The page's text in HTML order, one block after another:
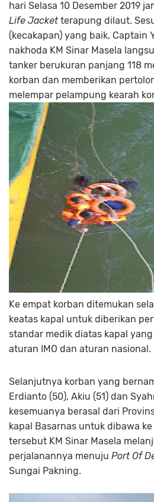
hari Selasa 10 Desember 2019
Life Jacketterapung dilaut.
(kecakapan) yang baik, Captain
nakhoda KM Sinar Masela
tanker berukuran panjang 118
korban dan memberikan
melempar pelampung kearah
Ke empat korban ditemukan
keatas kapal untuk diberikan
standar medik diatas kapal
aturan IMO dan aturan nasional.
Selanjutnya korban yang
Erdianto (50), Akiu (51) dan
kesemuanya berasal dari
kapal Basarnas untuk dibawa
tersebut KM Sinar Masela
perjalanannya menuju Port Of
Sungai Pakning.